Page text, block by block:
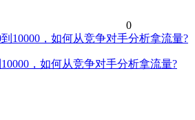
0
，如何从竞争对手分析拿流量?